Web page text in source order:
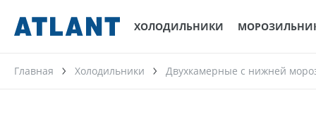
ХОЛОДИЛЬНИКИ
Главная Холодильники Двухкамерные с нижней